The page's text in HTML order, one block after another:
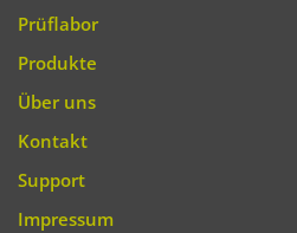
Prüflabor
Produkte
Über uns
Kontakt
Support
Impressum